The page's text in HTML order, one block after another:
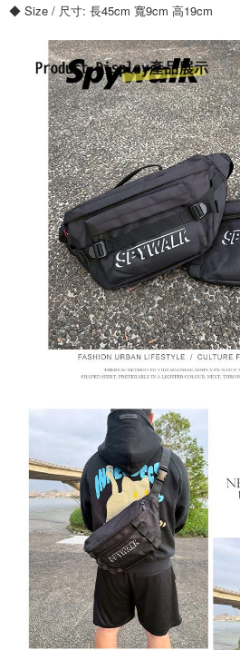
7-11付款取貨
每筆NT$70，滿NT$699(含以上)免運費
宅配
每筆NT$80，滿NT$699(含以上)免運費
國家/地區配送
◆ Size / 尺寸: 長45cm 寬9cm 高19cm